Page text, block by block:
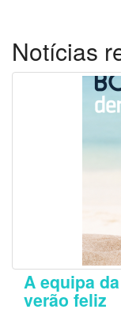
Notícias
A equipa
verão feliz